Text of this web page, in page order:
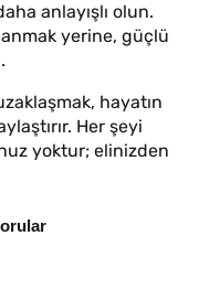
anlayışlı olun.
yerine, güçlü
hayatın
Her şeyi
yoktur; elinizden